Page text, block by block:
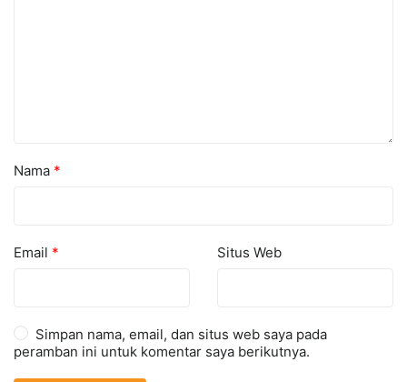
Nama *
Email * Situs Web
Simpan nama, email, dan situs web saya pada
peramban ini untuk komentar saya berikutnya.